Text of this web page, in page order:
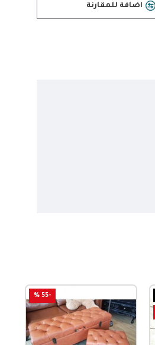
اضافة للمقارنة
-55 %